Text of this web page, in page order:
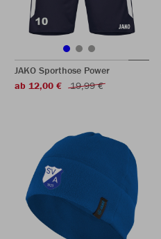
JAKO Sporthose Power
ab 12,00 €
19,99 €